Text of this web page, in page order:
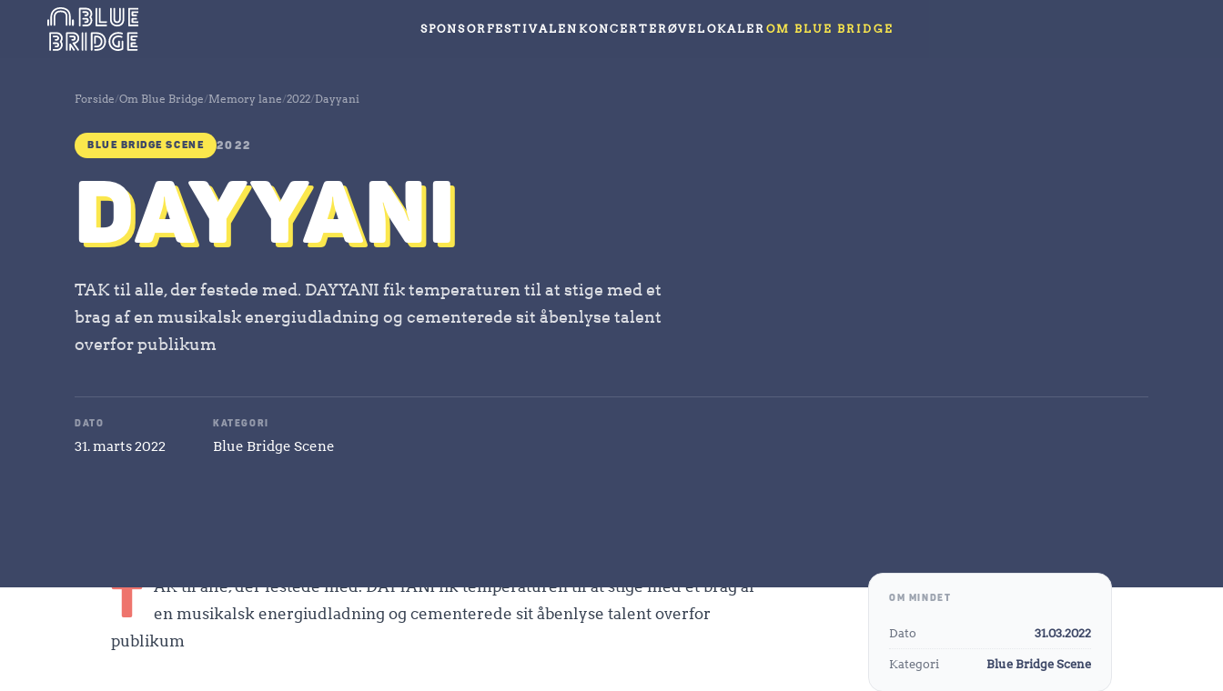
SPONSORFESTIVALEN KONCERTERØVELOKALER OM BLUE BRIDGE
Forside/Om Blue Bridge/Memory lane/2022/Dayyani
BLUE BRIDGE SCENE 2022
DAYYANI
TAK til alle, der festede med. DAYYANI fik temperaturen til at stige med et
brag af en musikalsk energiudladning og cementerede sit åbenlyse talent
overfor publikum
DATO
31. marts 2022
KATEGORI
Blue Bridge Scene
T AK til alle, der festede med. DAYYANI fik temperaturen til at stige med et brag af
en musikalsk energiudladning og cementerede sit åbenlyse talent overfor
publikum
OM MINDET
Dato 31.03.2022
Kategori Blue Bridge Scene